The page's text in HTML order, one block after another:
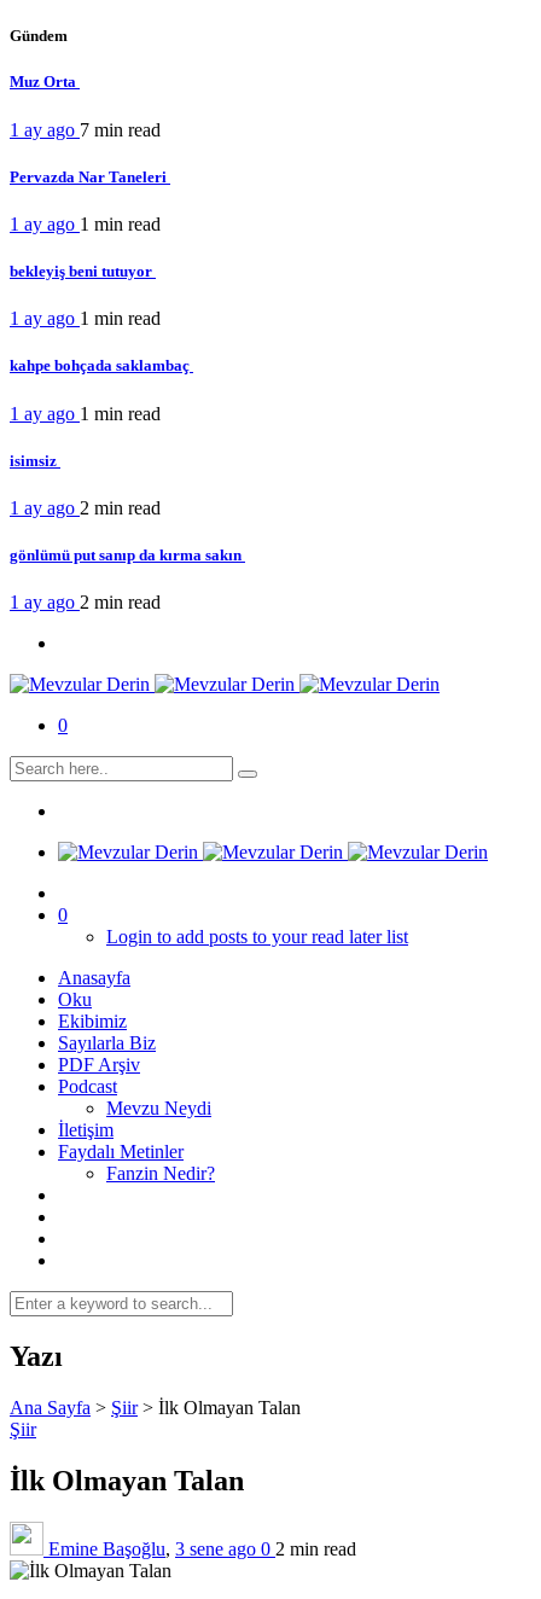
Gündem
Muz Orta
1 ay ago 7 min read
Pervazda Nar Taneleri
1 ay ago 1 min read
bekleyiş beni tutuyor
1 ay ago 1 min read
kahpe bohçada saklambaç
1 ay ago 1 min read
isimsiz
1 ay ago 2 min read
gönlümü put sanıp da kırma sakın
1 ay ago 2 min read
0
0
Login to add posts to your read later list
Anasayfa
Oku
Ekibimiz
Sayılarla Biz
PDF Arşiv
Podcast
Mevzu Neydi
İletişim
Faydalı Metinler
Fanzin Nedir?
Yazı
Ana Sayfa > Şiir> İlk Olmayan Talan
Şiir
İlk Olmayan Talan
Emine Başoğlu, 3 sene ago 0 2 min read